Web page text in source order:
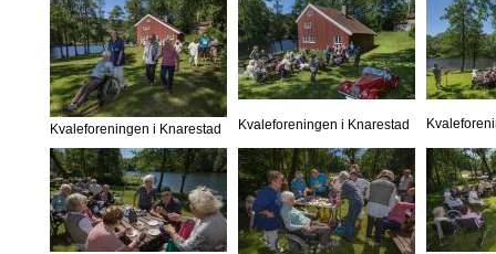
Kvaleforeningen i Knarestad Kvaleforeningen i Knarestad